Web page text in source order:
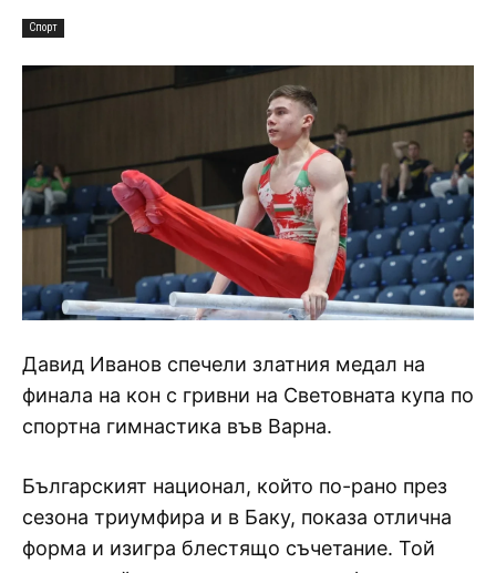
Спорт
Давид Иванов спечели златния медал на
финала на кон с гривни на Световната купа по
спортна гимнастика във Варна.
Българският национал, който по-рано през
сезона триумфира и в Баку, показа отлична
форма и изигра блестящо съчетание. Той